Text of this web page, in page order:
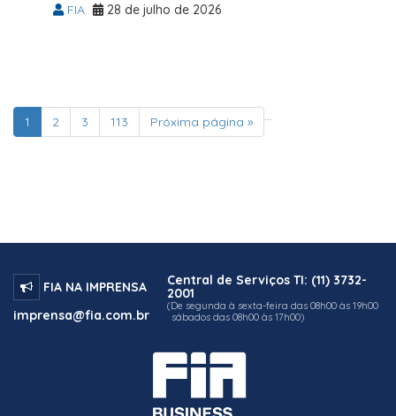
FIA 28 de julho de 2026
1 2 3 …
113 Próxima página »
FIA NA IMPRENSA
imprensa@fia.com.br
Central de Serviços TI: (11) 3732-
2001
(De segunda à sexta-feira das 08h00 às 19h00
sábados das 08h00 às 17h00)